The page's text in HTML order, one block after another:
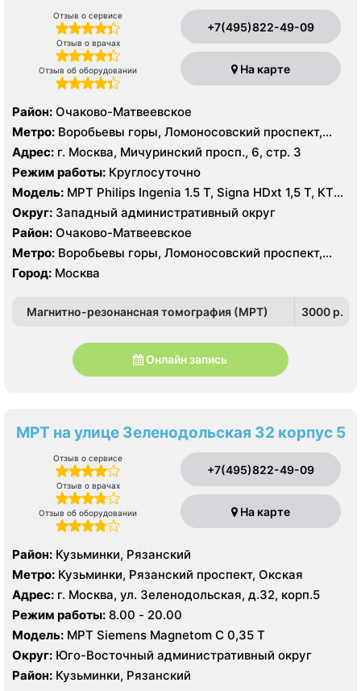
Отзыв о сервисе
Отзыв о врачах
Отзыв об оборудовании
+7(495)822-49-09
На карте
Район: Очаково-Матвеевское
Метро: Воробьевы горы, Ломоносовский проспект,
Раменки
Адрес: г. Москва, Мичуринский просп., 6, стр. 3
Режим работы: Круглосуточно
Модель: МРТ Philips Ingenia 1.5 T, Signa HDxt 1,5 Т, КТ
GE Light Speed 64 среза, GE Healthcare Optima CT660
128 срезов УЗИ HITACHI Preirus
Округ: Западный административный округ
Район: Очаково-Матвеевское
Метро: Воробьевы горы, Ломоносовский проспект,
Раменки
Город: Москва
Магнитно-резонансная томография (МРТ) 3000 p.
Онлайн запись
МРТ на улице Зеленодольская 32 корпус 5
Отзыв о сервисе
Отзыв о врачах
Отзыв об оборудовании
+7(495)822-49-09
На карте
Район: Кузьминки, Рязанский
Метро: Кузьминки, Рязанский проспект, Окская
Адрес: г. Москва, ул. Зеленодольская, д.32, корп.5
Режим работы: 8.00 - 20.00
Модель: МРТ Siemens Мagnetom C 0,35 Т
Округ: Юго-Восточный административный округ
Район: Кузьминки, Рязанский